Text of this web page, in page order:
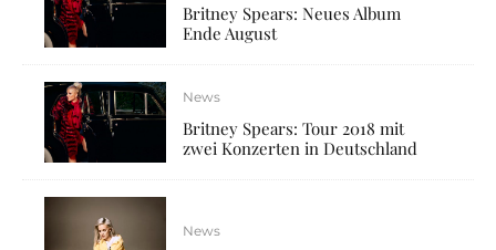
Britney Spears: Neues Album
Ende August
News
Britney Spears: Tour 2018 mit
zwei Konzerten in Deutschland
News